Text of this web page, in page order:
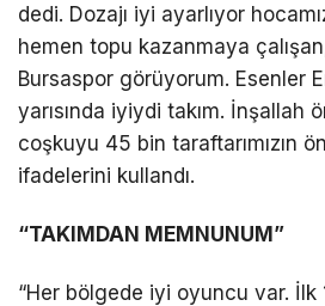
dedi. Dozajı iyi ayarlıyor
hemen topu kazanmaya
Bursaspor görüyorum. Esenler
yarısında iyiydi takım. İnşallah
coşkuyu 45 bin taraftarımızın
ifadelerini kullandı.
“TAKIMDAN MEMNUNUM”
“Her bölgede iyi oyuncu var. İlk